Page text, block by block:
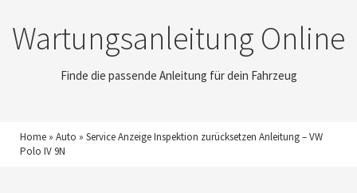
Wartungsanleitung Online
Finde die passende Anleitung für dein Fahrzeug
Home » Auto » Service Anzeige Inspektion zurücksetzen Anleitung – VW
Polo IV 9N